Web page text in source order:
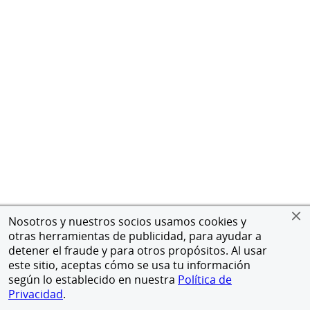
Nosotros y nuestros socios usamos cookies y
otras herramientas de publicidad, para ayudar a
detener el fraude y para otros propósitos. Al usar
este sitio, aceptas cómo se usa tu información
según lo establecido en nuestra Política de
Privacidad.